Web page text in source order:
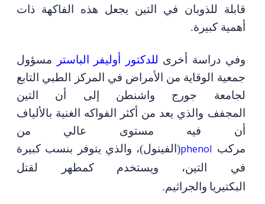
قابلة للذوبان في التين يجعل هذه الفاكهة ذات
أهمية كبيرة.
في دراسة أخرىللدكتور أوليفر الباسترمسؤول
جمعية الوقاية من الأمراض في المركز الطبي التابع
لجامعة جورج واشنطن إلى أ
ن التين
المجففوالذي يعد من أكثر الفواكهالغنيةبالألياف
أن فيه مستوى عالي من
مركب phenol(الفينول)،والذي يتوفر بنسب كبيرة
في التين، ويستخدم
كمطهر لقتل
البكتيريا والجراثيم.